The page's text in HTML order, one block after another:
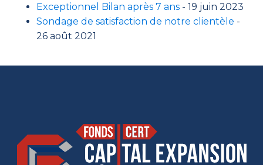
Exceptionnel Bilan après 7 ans - 19 juin 2023
Sondage de satisfaction de notre clientèle -
26 août 2021